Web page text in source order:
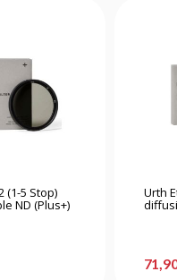
(1-5 Stop)
ND (Plus+)
Urth